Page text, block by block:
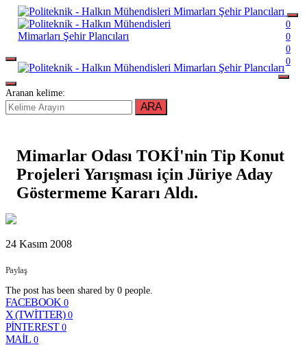
0
0
0
0
Aranan kelime:
ARA
Mimarlar Odası TOKİ'nin Tip Konut
Projeleri Yarışması için Jüriye Aday
Göstermeme Kararı Aldı.
24 Kasım 2008
Paylaş
The post has been shared by 0 people.
FACEBOOK 0
X (TWITTER) 0
PINTEREST 0
MAIL 0